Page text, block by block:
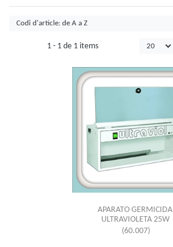
1 - 1 de 1 items
APARATO GERMICIDA
ULTRAVIOLETA 25W
(60.007)